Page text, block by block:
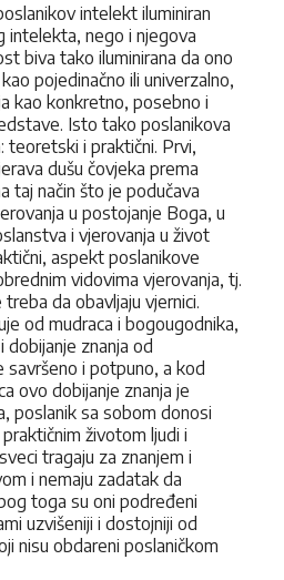
intelekt iluminiran
nego i njegova
biva tako iluminirana da ono
pojedinačno ili univerzalno,
kao konkretno, posebno i
Isto tako poslanikova
teoretski i praktični. Prvi,
dušu čovjeka prema
taj način što je podučava
u postojanje Boga, u
i vjerovanja u život
aspekt poslanikove
vidovima vjerovanja, tj.
da obavljaju vjernici.
od mudraca i bogougodnika,
znanja od
i potpuno, a kod
ovo dobijanje znanja je
poslanik sa sobom donosi
životom ljudi i
tragaju za znanjem i
i nemaju zadatak da
toga su oni podređeni
uzvišeniji i dostojniji od
nisu obdareni poslaničkom